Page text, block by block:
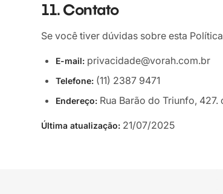
11. Contato
Se você tiver dúvidas sobre esta
E-mail: privacidade@vorah.com.br
Telefone: (11) 2387 9471
Endereço: Rua Barão do Triunfo,
Última atualização: 21/07/2025